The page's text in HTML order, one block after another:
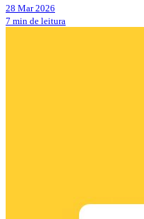
28 Mar 2026
7 min de leitura